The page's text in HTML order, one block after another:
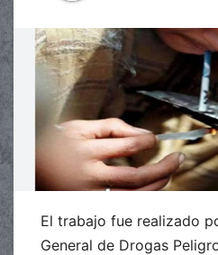
El trabajo fue realizado
General de Drogas